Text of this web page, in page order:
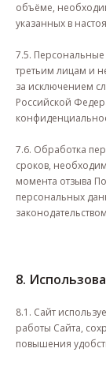
объёме,
указанных в
7.5.
третьим лицам и
за исключением
Российской
7.6. Обработка
сроков,
момента отзыва
персональных
8.
8.1. Сайт
работы Сайта,
повышения